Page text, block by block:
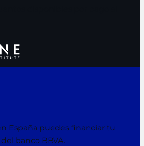
España puedes financiar tu
banco BBVA.